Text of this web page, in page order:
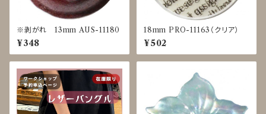
※剥がれ 13mm AUS-11180
¥348
18mm PRO-11163（クリア）
¥502